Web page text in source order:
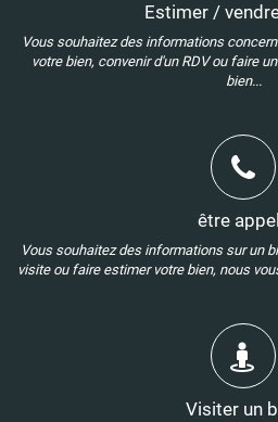
Estimer /
Vous souhaitez des informations
votre bien, convenir d'un RDV ou faire
bien...
être
Vous souhaitez des informations sur un
visite ou faire estimer votre bien, nous
Visiter un